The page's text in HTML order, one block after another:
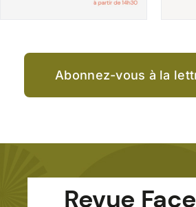
Abonnez-vous à la
Revue